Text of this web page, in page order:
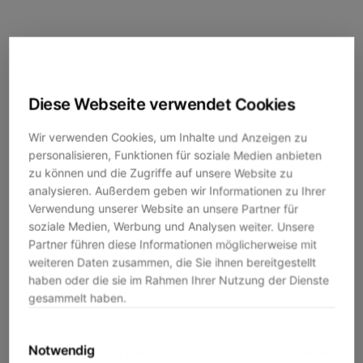
Diese Webseite verwendet Cookies
Wir verwenden Cookies, um Inhalte und Anzeigen zu
personalisieren, Funktionen für soziale Medien anbieten
zu können und die Zugriffe auf unsere Website zu
analysieren. Außerdem geben wir Informationen zu Ihrer
Verwendung unserer Website an unsere Partner für
soziale Medien, Werbung und Analysen weiter. Unsere
Partner führen diese Informationen möglicherweise mit
weiteren Daten zusammen, die Sie ihnen bereitgestellt
haben oder die sie im Rahmen Ihrer Nutzung der Dienste
gesammelt haben.
Notwendig
Application error: a